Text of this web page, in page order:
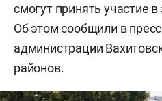
смогут принять участие
Об этом сообщили в
администрации
районов.